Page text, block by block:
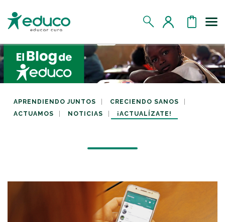
MIS DATOS
MIS APADRINADOS
MIS RETOS SOLIDARIOS
CERRAR SESIÓN
APRENDIENDO JUNTOS
CRECIENDO SANOS
ACTUAMOS
NOTICIAS ¡ACTUALÍZATE!